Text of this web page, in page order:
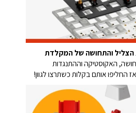
הצליל והתחושה של המקלדת
האקוסטיקה וההתנגדות
החליפו אותם בקלות כשתרצו לגוון!